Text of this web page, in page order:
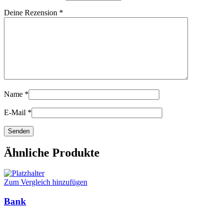
Deine Rezension *
Name *
E-Mail *
Ähnliche Produkte
Zum Vergleich hinzufügen
Bank